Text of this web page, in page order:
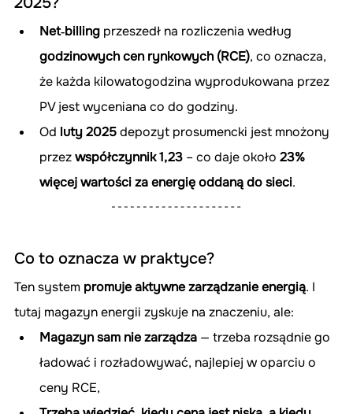
Net‑billing przeszedł na rozliczenia według
godzinowych cen rynkowych (RCE), co oznacza,
że każda kilowatogodzina wyprodukowana przez
PV jest wyceniana co do godziny.
Od luty 2025 depozyt prosumencki jest mnożony
przez współczynnik 1,23 – co daje około 23%
więcej wartości za energię oddaną do sieci.
Co to oznacza w praktyce?
Ten system promuje aktywne zarządzanie energią. I
tutaj magazyn energii zyskuje na znaczeniu, ale:
Magazyn sam nie zarządza — trzeba rozsądnie go
ładować i rozładowywać, najlepiej w oparciu o
ceny RCE,